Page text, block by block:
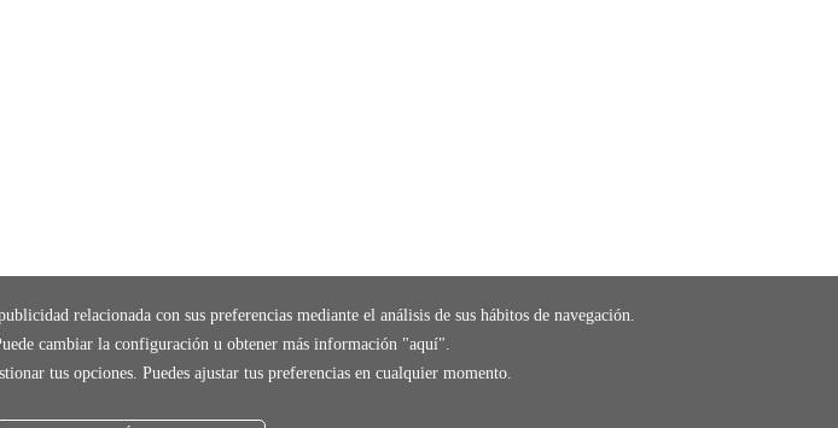
relacionada con sus preferencias mediante el análisis de sus hábitos de navegación.
cambiar la configuración u obtener más información "aquí".
tus opciones. Puedes ajustar tus preferencias en cualquier momento.